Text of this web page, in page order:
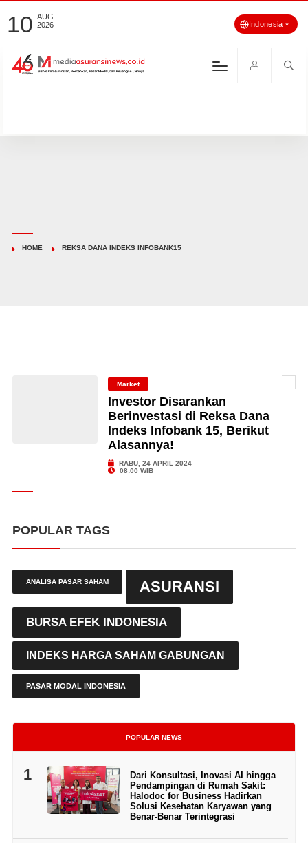
10 AUG
2026
Indonesia
HOME REKSA DANA INDEKS INFOBANK15
Market
Investor Disarankan
Berinvestasi di Reksa Dana
Indeks Infobank 15, Berikut
Alasannya!
RABU, 24 APRIL 2024
08:00 WIB
POPULAR TAGS
ANALISA PASAR SAHAM ASURANSI
BURSA EFEK INDONESIA
INDEKS HARGA SAHAM GABUNGAN
PASAR MODAL INDONESIA
POPULAR NEWS
1
Dari Konsultasi, Inovasi AI hingga
Pendampingan di Rumah Sakit:
Halodoc for Business Hadirkan
Solusi Kesehatan Karyawan yang
Benar-Benar Terintegrasi